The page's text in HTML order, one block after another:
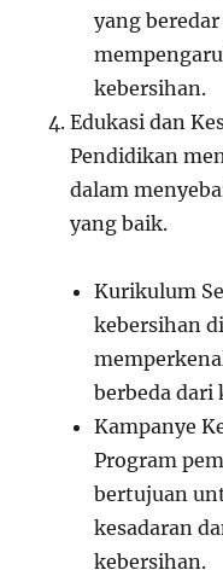
yang
kebersihan.
Edukasi dan
Pendidikan
dalam
yang baik.
Kurikulum
kebersihan
berbeda dari
Kampanye
Program
bertujuan
kesadaran
kebersihan.